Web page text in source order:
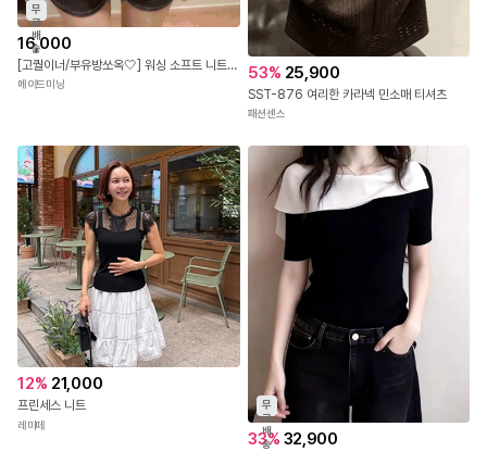
무
료
배
송
16,000
[고퀄이너/부유방쏘옥🤍] 워싱 소프트 니트 유넥 라운드넥 굴림 이너 나시 (6colors)
메이드미닝
53% 25,900
SST-876 여리한 카라넥 민소매 티셔츠
패션센스
12% 21,000
프린세스 니트
레미떼
무
료
배
송
33% 32,900